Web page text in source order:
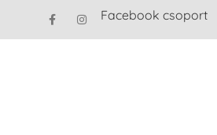
Facebook csoport